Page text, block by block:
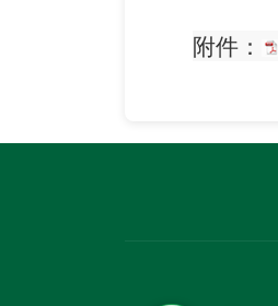
附件：